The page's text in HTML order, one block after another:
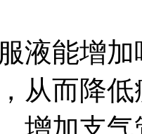
液能增
，从而降